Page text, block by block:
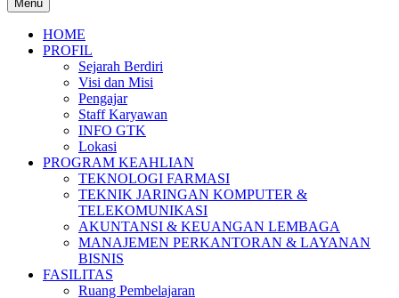
Menu
HOME
PROFIL
Sejarah Berdiri
Visi dan Misi
Pengajar
Staff Karyawan
INFO GTK
Lokasi
PROGRAM KEAHLIAN
TEKNOLOGI FARMASI
TEKNIK JARINGAN KOMPUTER &
TELEKOMUNIKASI
AKUNTANSI & KEUANGAN LEMBAGA
MANAJEMEN PERKANTORAN & LAYANAN
BISNIS
FASILITAS
Ruang Pembelajaran